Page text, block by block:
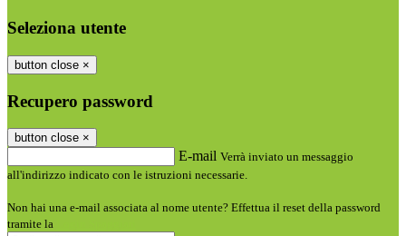
Seleziona utente
button close ×
Recupero password
button close ×
E-mail Verrà inviato un messaggio
all'indirizzo indicato con le istruzioni necessarie.
Non hai una e-mail associata al nome utente? Effettua il reset della password
tramite la